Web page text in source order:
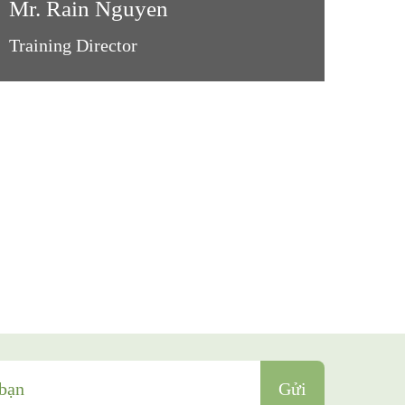
Mr. Rain Nguyen
Training Director